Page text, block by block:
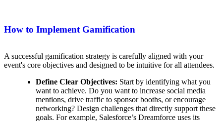
How to Implement Gamification
A successful gamification strategy is carefully aligned with your
event's core objectives and designed to be intuitive for all attendees.
Define Clear Objectives: Start by identifying what you
want to achieve. Do you want to increase social media
mentions, drive traffic to sponsor booths, or encourage
networking? Design challenges that directly support these
goals. For example, Salesforce’s Dreamforce uses its